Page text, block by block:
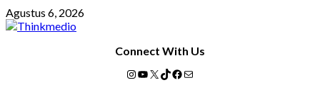
Skip
to
Agustus 6, 2026
Connect With Us
Instagram
YouTube
X TikTok
Facebook
Mail